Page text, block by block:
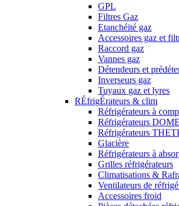
GPL
Filtres Gaz
Etanchéité gaz
Accessoires gaz et
Raccord gaz
Vannes gaz
Détendeurs et
Inverseurs gaz
Tuyaux gaz et lyres
RÉfrigÉrateurs & clim
Réfrigérateurs à
Réfrigérateurs
Réfrigérateurs
Glacière
Réfrigérateurs à
Grilles réfrigérateurs
Climatisations &
Ventilateurs de
Accessoires froid